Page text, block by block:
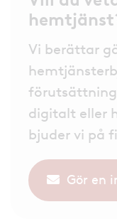
Vi berättar
digitalt eller
bjuder vi på
Gör en